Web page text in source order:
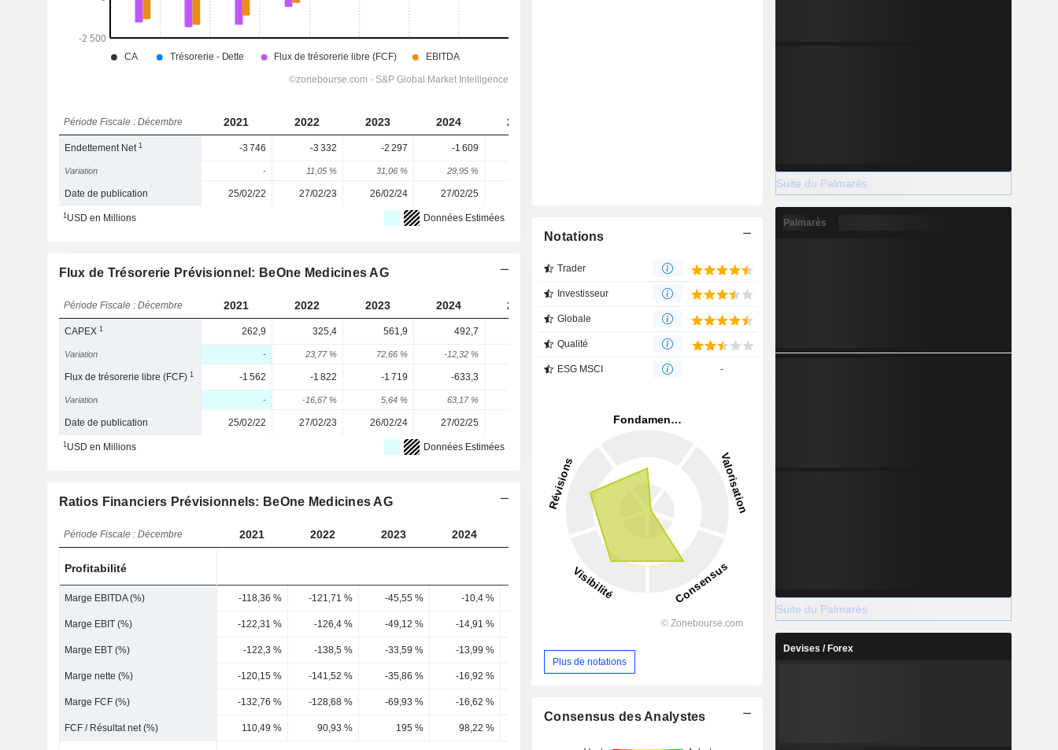
Période Fiscale : Décembre 2021 2022 2023 2024 2025
Endettement Net1 -3 746 -3 332 -2 297 -1 609
Variation - 11,05 % 31,06 % 29,95 %
Date de publication 25/02/22 27/02/23 26/02/24 27/02/25
1USD en Millions Données Estimées
Flux de Trésorerie Prévisionnel: BeOne Medicines AG
Période Fiscale : Décembre 2021 2022 2023 2024 2025
CAPEX1 262,9 325,4 561,9 492,7
Variation - 23,77 % 72,66 % -12,32 %
Flux de trésorerie libre (FCF)1 -1 562 -1 822 -1 719 -633,3 941,7 1 221
Variation - -16,67 % 5,64 % 63,17 %
Date de publication 25/02/22 27/02/23 26/02/24 27/02/25 -
1USD en Millions Données Estimées
Ratios Financiers Prévisionnels: BeOne Medicines AG
Période Fiscale : Décembre 2021 2022 2023 2024 2026 2027
Profitabilité
Marge EBITDA (%) -118,36 % -121,71 % -45,55 % -10,4 % 17,65 % 20,87 % 25,99 %
Marge EBIT (%) -122,31 % -126,4 % -49,12 % -14,91 % 17,76 % 21,92 %
Marge EBT (%) -122,3 % -138,5 % -33,59 % -13,99 % 7,8 % 15,5 %
Marge nette (%) -120,15 % -141,52 % -35,86 % -16,92 % 5,37 % 12,51 %
Marge FCF (%) -132,76 % -128,68 % -69,93 % -16,62 %
FCF / Résultat net (%) 110,49 % 90,93 % 195 % 98,22 %
Notations
Trader
Investisseur
Globale
Qualité
ESG MSCI -
Plus de notations
Consensus des Analystes
Suite du Palmarès
Palmarès
Suite du Palmarès
Devises / Forex